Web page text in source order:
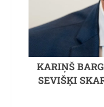
KARIŅŠ
SEVIŠĶI